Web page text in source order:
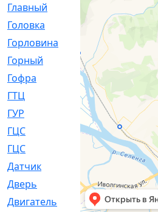
Главный
Головка
[28]
Горловина
[14]
Горный
[1]
Гофра
ГТЦ
[96]
ГУР
[34]
ГЦC
[6]
ГЦС
[74]
Датчик
[969]
Дверь
[249]
Двигатель
[64]